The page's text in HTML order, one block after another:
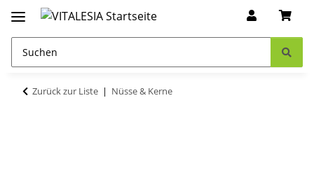
Zurück zur Liste Nüsse & Kerne